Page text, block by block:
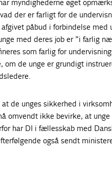
myndighederne øget
der er farligt for de
påbud i forbindelse med
med deres job er ”i farlig
som farlig for
om de unge er grundigt
de unges sikkerhed i
omvendt ikke bevirke, at
har DI i fællesskab med
også sendt